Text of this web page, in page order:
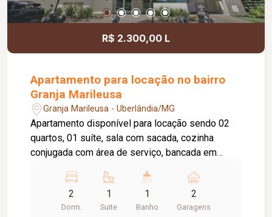
R$ 2.300,00 L
Apartamento para locação no bairro
Granja Marileusa
Granja Marileusa - Uberlândia/MG
Apartamento disponível para locação sendo 02
quartos, 01 suíte, sala com sacada, cozinha
conjugada com área de serviço, bancada em
presa, elevador privativo, portaria virtual,
academia, piscina, salão de festas,
brinquedoteca. Cond Aprox. 637,00 / Tem taxa de
2
Dorm.
1
Suite
1
Banho
2
Garagens